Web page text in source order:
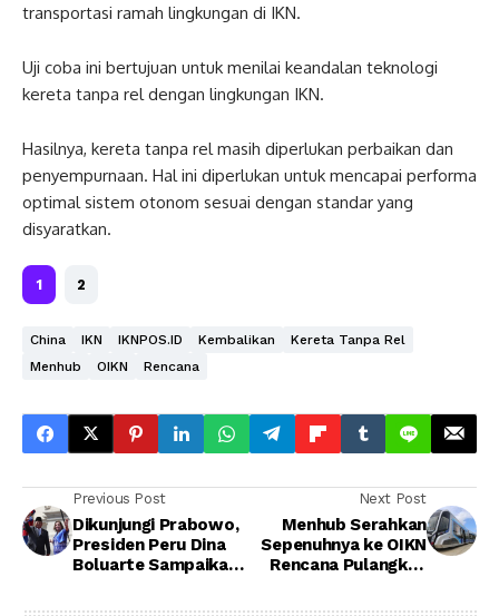
transportasi ramah lingkungan di IKN.
Uji coba ini bertujuan untuk menilai keandalan teknologi
kereta tanpa rel dengan lingkungan IKN.
Hasilnya, kereta tanpa rel masih diperlukan perbaikan dan
penyempurnaan. Hal ini diperlukan untuk mencapai performa
optimal sistem otonom sesuai dengan standar yang
disyaratkan.
1 2
China IKN IKNPOS.ID Kembalikan
Kereta Tanpa Rel
Menhub
OIKN Rencana
Previous Post
Dikunjungi Prabowo,
Presiden Peru Dina
Boluarte Sampaikan
Next Post
Menhub Serahkan
Sepenuhnya ke OIKN
Rencana Pulangkan